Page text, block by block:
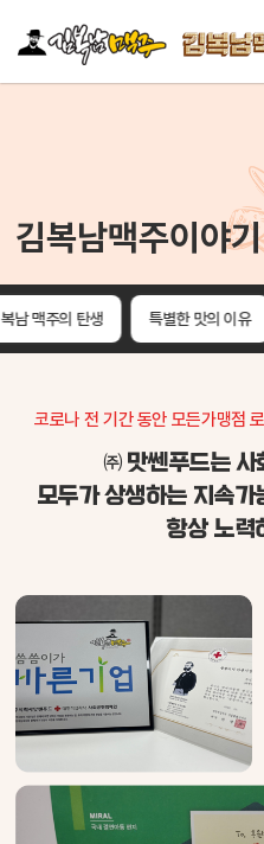
김복남맥주이야기
남 맥주의 탄생 특별한 맛의 이유
코로나 전 기간 동안 모든가맹점
㈜ 맛쎈푸드는 사
모두가 상생하는 지속
항상 노력